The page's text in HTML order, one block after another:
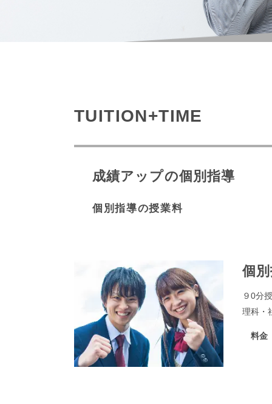
TUITION+TIME
成績アップの個別指導
個別指導の授業料
個
９0分
理科・
料金